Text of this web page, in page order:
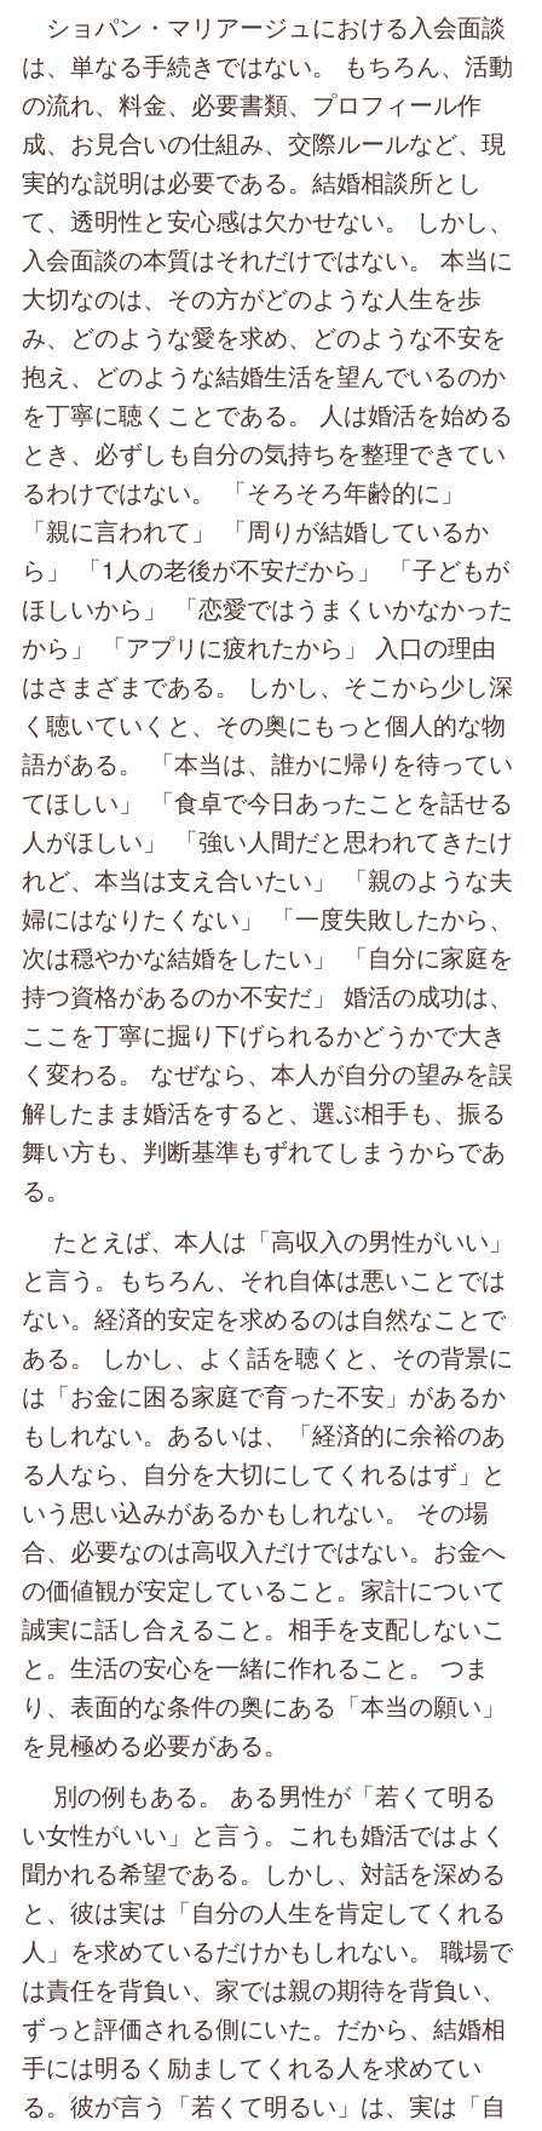
ショパン・マリアージュにおける入会面談
は、単なる手続きではない。 もちろん、活動
の流れ、料金、必要書類、プロフィール作
成、お見合いの仕組み、交際ルールなど、現
実的な説明は必要である。結婚相談所とし
て、透明性と安心感は欠かせない。 しかし、
入会面談の本質はそれだけではない。 本当に
大切なのは、その方がどのような人生を歩
み、どのような愛を求め、どのような不安を
抱え、どのような結婚生活を望んでいるのか
を丁寧に聴くことである。 人は婚活を始める
とき、必ずしも自分の気持ちを整理できてい
るわけではない。 「そろそろ年齢的に」
「親に言われて」 「周りが結婚しているか
ら」 「1人の老後が不安だから」 「子どもが
ほしいから」 「恋愛ではうまくいかなかった
から」 「アプリに疲れたから」 入口の理由
はさまざまである。 しかし、そこから少し深
く聴いていくと、その奥にもっと個人的な物
語がある。 「本当は、誰かに帰りを待ってい
てほしい」 「食卓で今日あったことを話せる
人がほしい」 「強い人間だと思われてきたけ
れど、本当は支え合いたい」 「親のような夫
婦にはなりたくない」 「一度失敗したから、
次は穏やかな結婚をしたい」 「自分に家庭を
持つ資格があるのか不安だ」 婚活の成功は、
ここを丁寧に掘り下げられるかどうかで大き
く変わる。 なぜなら、本人が自分の望みを誤
解したまま婚活をすると、選ぶ相手も、振る
舞い方も、判断基準もずれてしまうからであ
る。
たとえば、本人は「高収入の男性がいい」
と言う。もちろん、それ自体は悪いことでは
ない。経済的安定を求めるのは自然なことで
ある。 しかし、よく話を聴くと、その背景に
は「お金に困る家庭で育った不安」があるか
もしれない。あるいは、「経済的に余裕のあ
る人なら、自分を大切にしてくれるはず」と
いう思い込みがあるかもしれない。 その場
合、必要なのは高収入だけではない。お金へ
の価値観が安定していること。家計について
誠実に話し合えること。相手を支配しないこ
と。生活の安心を一緒に作れること。 つま
り、表面的な条件の奥にある「本当の願い」
を見極める必要がある。
別の例もある。 ある男性が「若くて明る
い女性がいい」と言う。これも婚活ではよく
聞かれる希望である。しかし、対話を深める
と、彼は実は「自分の人生を肯定してくれる
人」を求めているだけかもしれない。 職場で
は責任を背負い、家では親の期待を背負い、
ずっと評価される側にいた。だから、結婚相
手には明るく励ましてくれる人を求めてい
る。彼が言う「若くて明るい」は、実は「自